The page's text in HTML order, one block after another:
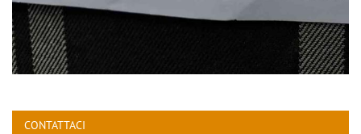
CONTATTACI